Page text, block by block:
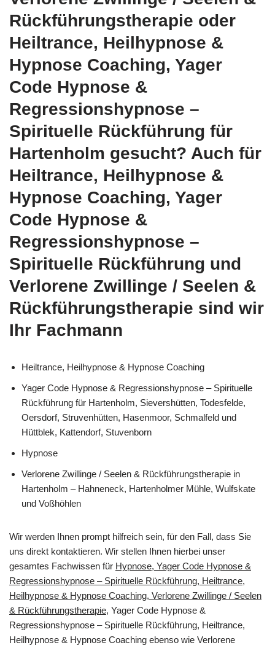
Rückführungstherapie oder
Heiltrance, Heilhypnose &
Hypnose Coaching, Yager
Code Hypnose &
Regressionshypnose –
Spirituelle Rückführung für
Hartenholm gesucht? Auch für
Heiltrance, Heilhypnose &
Hypnose Coaching, Yager
Code Hypnose &
Regressionshypnose –
Spirituelle Rückführung und
Verlorene Zwillinge / Seelen &
Rückführungstherapie sind wir
Ihr Fachmann
Heiltrance, Heilhypnose & Hypnose Coaching
Yager Code Hypnose & Regressionshypnose – Spirituelle
Rückführung für Hartenholm, Sievershütten, Todesfelde,
Oersdorf, Struvenhütten, Hasenmoor, Schmalfeld und
Hüttblek, Kattendorf, Stuvenborn
Hypnose
Verlorene Zwillinge / Seelen & Rückführungstherapie in
Hartenholm – Hahneneck, Hartenholmer Mühle, Wulfskate
und Voßhöhlen
Wir werden Ihnen prompt hilfreich sein, für den Fall, dass Sie
uns direkt kontaktieren. Wir stellen Ihnen hierbei unser
gesamtes Fachwissen für Hypnose, Yager Code Hypnose &
Regressionshypnose – Spirituelle Rückführung, Heiltrance,
Heilhypnose & Hypnose Coaching, Verlorene Zwillinge / Seelen
& Rückführungstherapie, Yager Code Hypnose &
Regressionshypnose – Spirituelle Rückführung, Heiltrance,
Heilhypnose & Hypnose Coaching ebenso wie Verlorene